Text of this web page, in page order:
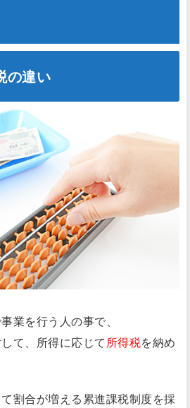
の違い
業を行う人の事で、
て、所得に応じて所得税を納め
割合が増える累進課税制度を採